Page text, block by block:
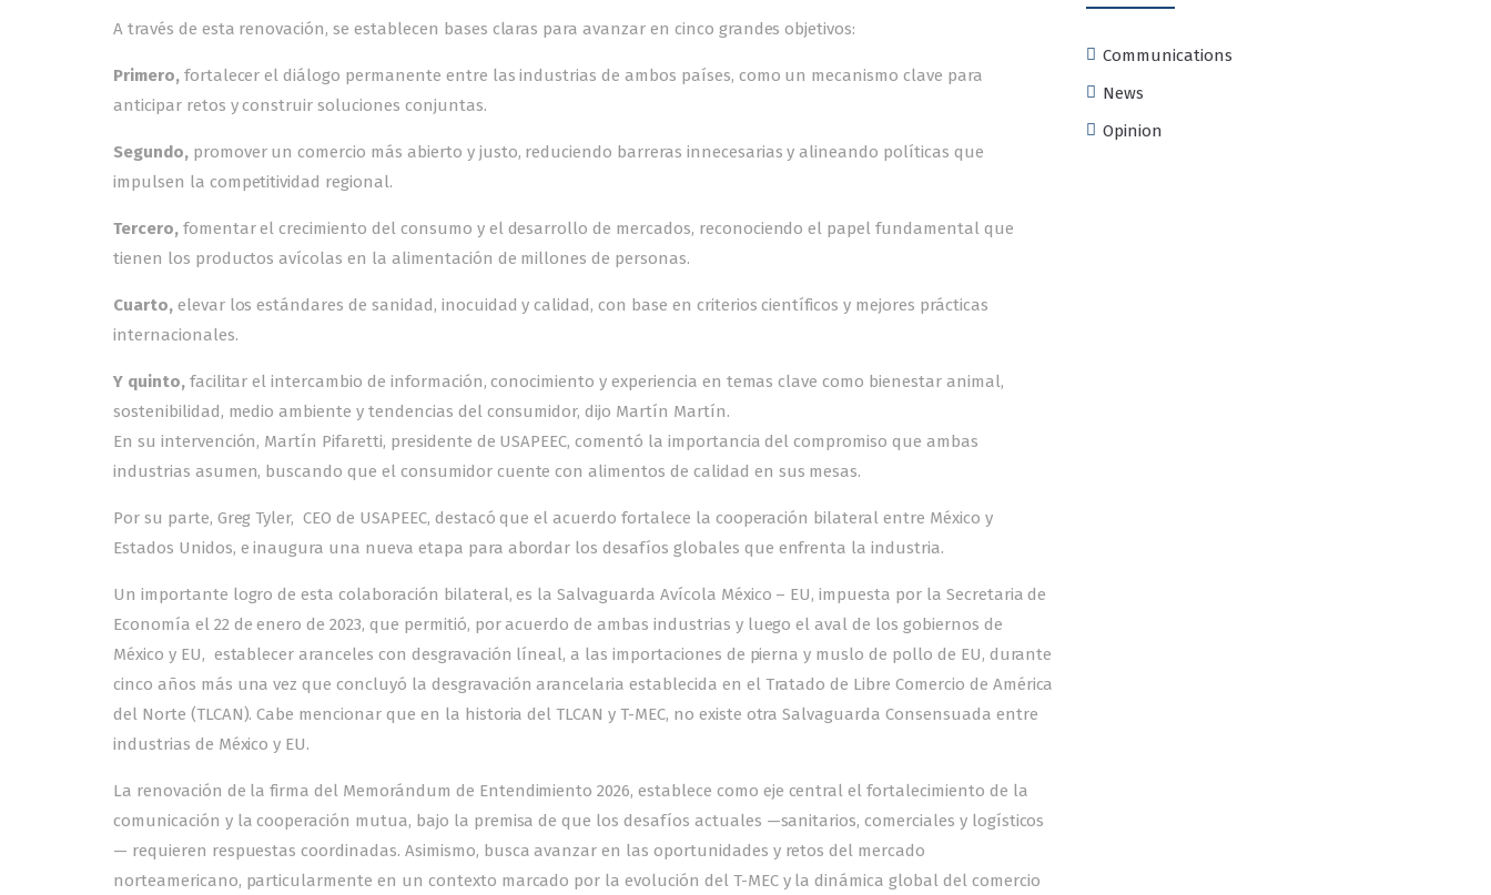
A través de esta renovación, se establecen bases claras para avanzar en cinco grandes objetivos:
Primero,fortalecer el diálogo permanente entre las industrias de ambos países, como un mecanismo clave para
anticipar retos y construir soluciones conjuntas.
Segundo,promover un comercio más abierto y justo, reduciendo barreras innecesarias y alineando políticas que
impulsen la competitividad regional.
Tercero,fomentar el crecimiento del consumo y el desarrollo de mercados, reconociendo el papel fundamental que
tienen los productos avícolas en la alimentación de millones de personas.
Cuarto,elevar los estándares de sanidad, inocuidad y calidad, con base en criterios científicos y mejores prácticas
internacionales.
Y quinto,facilitar el intercambio de información, conocimiento y experiencia en temas clave como bienestar animal,
sostenibilidad, medio ambiente y tendencias del consumidor, dijo Martín Martín.
En su intervención, Martín Pifaretti, presidente de USAPEEC, comentó la importancia del compromiso que ambas
industrias asumen, buscando que el consumidor cuente con alimentos de calidad en sus mesas.
Por su parte, Greg Tyler, CEO de USAPEEC, destacó que el acuerdo fortalece la cooperación bilateral entre México y
Estados Unidos, e inaugura una nueva etapa para abordar los desafíos globales que enfrenta la industria.
Un importante logro de esta colaboración bilateral, es la Salvaguarda Avícola México – EU, impuesta por la Secretaria de
Economía el 22 de enero de 2023, que permitió, por acuerdo de ambas industrias y luego el aval de los gobiernos de
México y EU, establecer aranceles con desgravación líneal, a las importaciones de pierna y muslo de pollo de EU, durante
cinco años más una vez que concluyó la desgravación arancelaria establecida en el Tratado de Libre Comercio de América
del Norte (TLCAN). Cabe mencionar que en la historia del TLCAN y T-MEC, no existe otra Salvaguarda Consensuada entre
industrias de México y EU.
La renovación de la firma del Memorándum de Entendimiento 2026, establece como eje central el fortalecimiento de la
comunicación y la cooperación mutua, bajo la premisa de que los desafíos actuales —sanitarios, comerciales y logísticos
— requieren respuestas coordinadas. Asimismo, busca avanzar en las oportunidades y retos del mercado
norteamericano, particularmente en un contexto marcado por la evolución del T-MEC y la dinámica global del comercio
Communications
News
Opinion